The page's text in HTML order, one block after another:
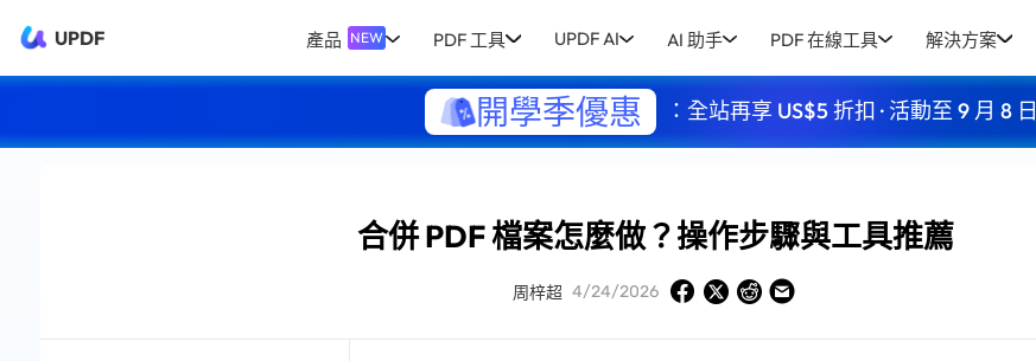
UPDF 產品 NEW PDF 工具 UPDF AI AI 助手 PDF 在線工具 解決方案
開學季優惠 ：全站再享 US$5 折扣 · 活動至 9 月 8 日
合併 PDF 檔案怎麼做？操作步驟與工具推薦
周梓超 4/24/2026